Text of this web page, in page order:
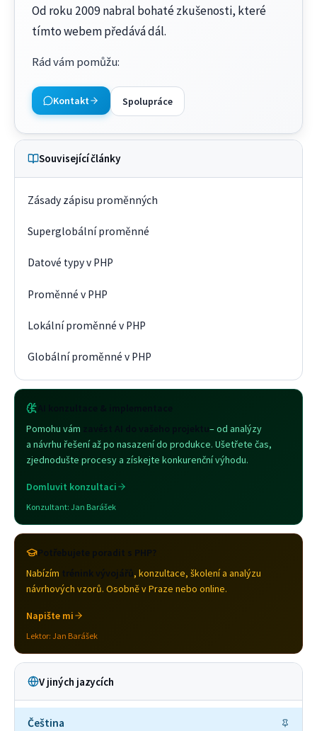
Od roku 2009 nabral bohaté zkušenosti, které
tímto webem předává dál.
Rád vám pomůžu:
Kontakt Spolupráce
Související články
Zásady zápisu proměnných
Superglobální proměnné
Datové typy v PHP
Proměnné v PHP
Lokální proměnné v PHP
Globální proměnné v PHP
Pomohu vám
zavést AI do vašeho projektu– od analýzy
a návrhu řešení až po nasazení do produkce. Ušetřete čas,
zjednodušte procesy a získejte konkurenční výhodu.
Domluvit konzultaci
Konzultant: Jan Barášek
Potřebujete poradit s PHP?
Nabízím trénink vývojářů, konzultace, školení a analýzu
návrhových vzorů. Osobně v Praze nebo online.
Napište mi
Lektor: Jan Barášek
V jiných jazycích
Čeština